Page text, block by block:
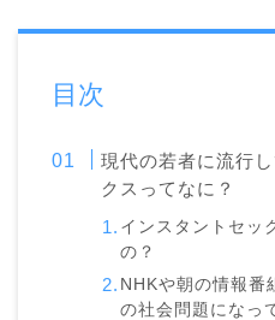
目次
現代の若者に流行
クスってなに？
インスタントセッ
の？
NHKや朝の情報番
の社会問題になっ